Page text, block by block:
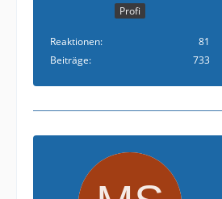
Profi
Reaktionen
81
Beiträge
733